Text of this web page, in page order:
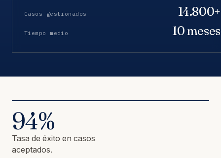
Casos gestionados 14.800+
Tiempo medio 10 meses
94%
Tasa de éxito en casos
aceptados.